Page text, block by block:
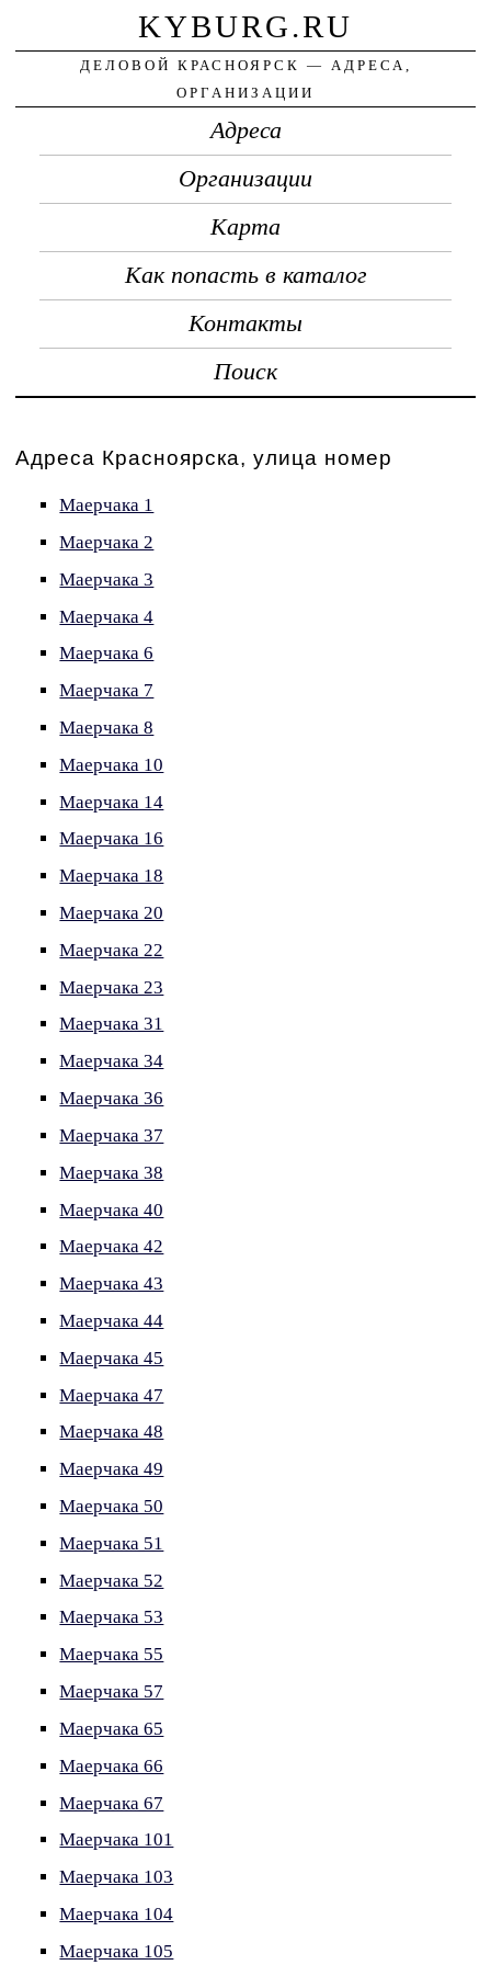
KYBURG.RU
ДЕЛОВОЙ КРАСНОЯРСК — АДРЕСА,
ОРГАНИЗАЦИИ
Адреса
Организации
Карта
Как попасть в каталог
Контакты
Поиск
Адреса Красноярска, улица номер
Маерчака 1
Маерчака 2
Маерчака 3
Маерчака 4
Маерчака 6
Маерчака 7
Маерчака 8
Маерчака 10
Маерчака 14
Маерчака 16
Маерчака 18
Маерчака 20
Маерчака 22
Маерчака 23
Маерчака 31
Маерчака 34
Маерчака 36
Маерчака 37
Маерчака 38
Маерчака 40
Маерчака 42
Маерчака 43
Маерчака 44
Маерчака 45
Маерчака 47
Маерчака 48
Маерчака 49
Маерчака 50
Маерчака 51
Маерчака 52
Маерчака 53
Маерчака 55
Маерчака 57
Маерчака 65
Маерчака 66
Маерчака 67
Маерчака 101
Маерчака 103
Маерчака 104
Маерчака 105